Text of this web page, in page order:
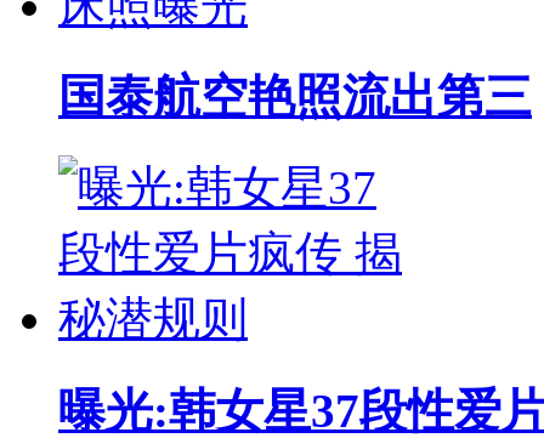
国泰航空艳照流出第三
曝光:韩女星37段性爱